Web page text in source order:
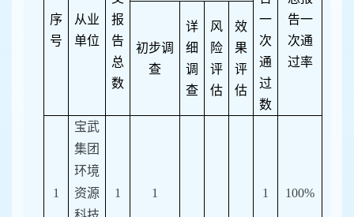
序
号
从业
单位
报
告
总
数
一
次
通
过
数
告一
次通
过率
初步调
查
详
细
调
查
风
险
评
估
效
果
评
估
1
宝武
集团
环境
资源
1 1 1 100%